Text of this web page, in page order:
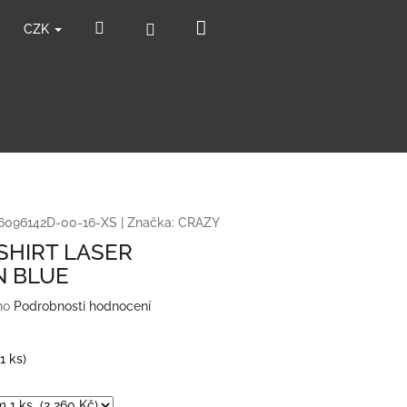
CZK Hledat Přihlášení
00-16-XS Značka: CRAZY
LASER
BLUE
Podrobnosti hodnocení
ks)